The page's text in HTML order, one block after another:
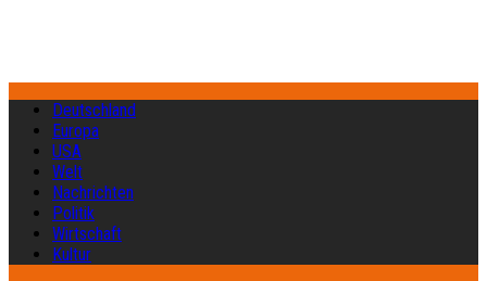
Deutschland
Europa
USA
Welt
Nachrichten
Politik
Wirtschaft
Kultur